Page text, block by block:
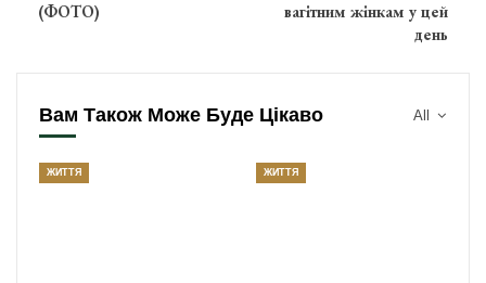
(ФОТО)
вагітним жінкам у цей
день
All
Вам Також Може Буде Цікаво
ЖИТТЯ ЖИТТЯ